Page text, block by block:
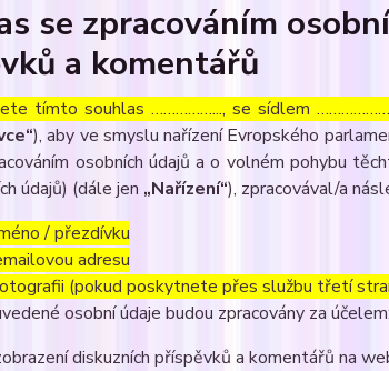
se zpracováním
a komentářů
tímto souhlas ……………..., se sídlem
), aby ve smyslu nařízení Evropského
osobních údajů a o volném pohybu
údajů) (dále jen „Nařízení“), zpracovával/a
/ přezdívku
adresu
(pokud poskytnete přes službu třetí
osobní údaje budou zpracovány za účelem:
diskuzních příspěvků a komentářů na